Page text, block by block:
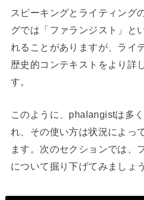
スピーキングとライティング
グでは「ファランジスト」と
れることがありますが、ライ
歴史的コンテキストをより詳
す。
このように、phalangistは多
れ、その使い方は状況によっ
ます。次のセクションでは、
について掘り下げてみましょう